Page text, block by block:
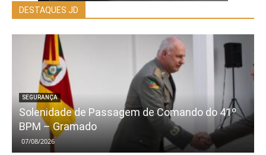
DESTAQUES JD
SEGURANÇA
Solenidade de Passagem de Comando do 41º
BPM – Gramado
07/08/2026